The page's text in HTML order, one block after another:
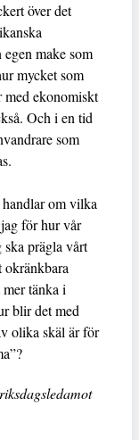
över det
make som
mycket som
ekonomiskt
Och i en tid
som
om vilka
för hur vår
ska prägla vårt
okränkbara
tänka i
blir det med
olika skäl är för